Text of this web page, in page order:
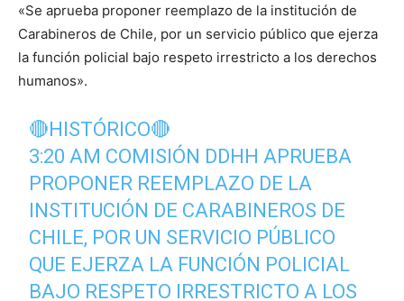
«Se aprueba proponer reemplazo de la institución de
Carabineros de Chile, por un servicio público que ejerza
la función policial bajo respeto irrestricto a los derechos
humanos».
🔴HISTÓRICO🔴
3:20 AM COMISIÓN DDHH APRUEBA
PROPONER REEMPLAZO DE LA
INSTITUCIÓN DE CARABINEROS DE
CHILE, POR UN SERVICIO PÚBLICO
QUE EJERZA LA FUNCIÓN POLICIAL
BAJO RESPETO IRRESTRICTO A LOS